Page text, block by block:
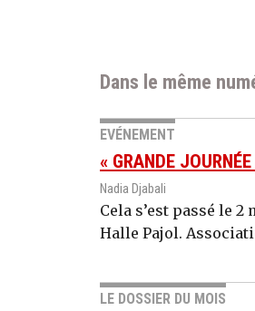
Dans le même
EVÉNEMENT
« GRANDE
Nadia Djabali
Cela s’est passé le
Halle Pajol.
LE DOSSIER DU MOIS